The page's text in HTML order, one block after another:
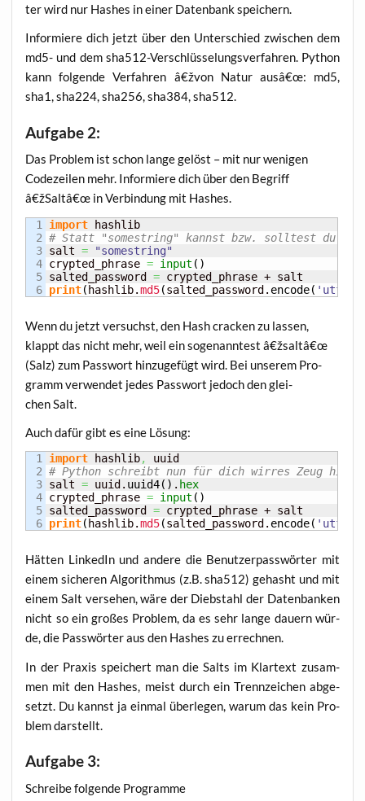
ter wird nur Hash­es in einer Daten­bank speichern.
Infor­mie­re dich jetzt über den Unter­schied zwi­schen dem
md5- und dem sha512-Ver­schlüs­se­lungs­ver­fah­ren. Python
kann fol­gen­de Ver­fah­ren â€žvon Natur ausâ€œ: md5,
sha1, sha224, sha256, sha384, sha512.
Aufgabe 2:
Das Pro­blem ist schon lan­ge gelöst – mit nur weni­gen
Code­zei­len mehr. Infor­mie­re dich über den Begriff
â€žSaltâ€œ in Ver­bin­dung mit Hashes.
1
2
3
4
5
import
# Statt "somestring" kannst bzw. solltest du
salt =
"somestring"
crypted_phrase = input ( )
salted_password =
print( hashlib.md5(salted_password. encode( 'utf-8'
Wenn du jetzt ver­suchst, den Hash cra­cken zu las­sen,
klappt das nicht mehr, weil ein soge­nann­test â€žsaltâ€œ
(Salz) zum Pass­wort hin­zu­ge­fügt wird. Bei unse­rem Pro­
gramm ver­wen­det jedes Pass­wort jedoch den glei­
chen Salt.
Auch dafür gibt es eine Lösung:
1
2
3
4
5
import hashlib,
# Python schreibt nun für dich wirres Zeug hier
salt = uuid. uuid4( ) . hex
crypted_phrase = input ( )
salted_password =
print( hashlib.md5(salted_password. encode( 'utf-8'
Hät­ten Lin­ke­dIn und ande­re die Benut­zer­pass­wör­ter mit
einem siche­ren Algo­rith­mus (z.B. sha512) gehasht und mit
einem Salt ver­se­hen, wäre der Dieb­stahl der Daten­ban­ken
nicht so ein gro­ßes Pro­blem, da es sehr lan­ge dau­ern wür­
de, die Pass­wör­ter aus den Hash­es zu errechnen.
In der Pra­xis spei­chert man die Salts im Klar­text zusam­
men mit den Hash­es, meist durch ein Trenn­zei­chen abge­
setzt. Du kannst ja ein­mal über­le­gen, war­um das kein Pro­
blem darstellt.
Aufgabe 3:
Schrei­be fol­gen­de Programme